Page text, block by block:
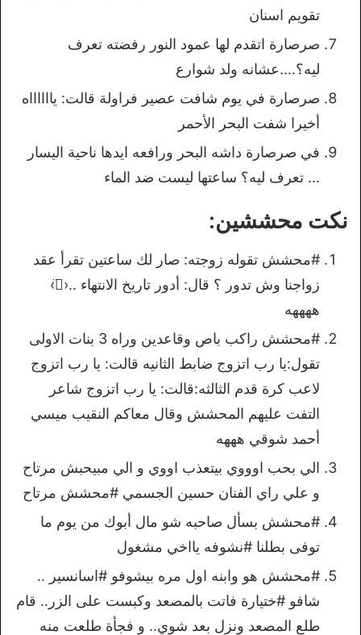
تقويم اسنان
صرصارة اتقدم لها عمود النور رفضته تعرف
ليه؟….عشانه ولد شوارع
صرصارة في يوم شافت عصير فراولة قالت: يااااااه
أخيرا شفت البحر الأحمر
في صرصارة داشه البحر ورافعه ايدها ناحية اليسار
… تعرف ليه؟ ساعتها ليست ضد الماء
نكت محششين:
#محشش تقوله زوجته: صار لك ساعتين تقرأ عقد
زواجنا وش تدور ؟ قال: أدور تاريخ الانتهاء ..‹⌒̈›
ههههه
#محشش راكب باص وقاعدين وراه 3 بنات الاولى
تقول:يا رب اتزوج ضابط الثانيه قالت: يا رب اتزوج
لاعب كرة قدم الثالثه:قالت: يا رب اتزوج شاعر
التفت عليهم المحشش وقال معاكم النقيب ميسي
أحمد شوقي هههه
الي بحب اوووي بيتعذب اووي و الي مبيحبش مرتاح
و علي راي الفنان حسين الجسمي #محشش مرتاح
#محشش بسأل صاحبه شو مال أبوك من يوم ما
توفى بطلنا #نشوفه يااخي مشغول
#محشش هو وابنه اول مره بيشوفو #اسانسير ..
شافو #ختيارة فاتت بالمصعد وكبست على الزر.. قام
طلع المصعد ونزل بعد شوي.. و فجأة طلعت منه